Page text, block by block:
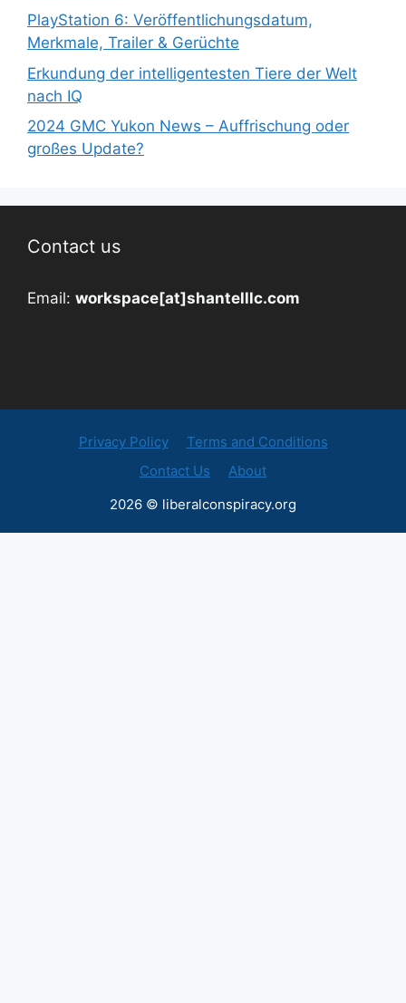
PlayStation 6: Veröffentlichungsdatum,
Merkmale, Trailer & Gerüchte
Erkundung der intelligentesten Tiere der Welt
nach IQ
2024 GMC Yukon News – Auffrischung oder
großes Update?
Contact us
Email: workspace[at]shantelllc.com
Privacy Policy
Terms and Conditions
Contact Us
About
2026 © liberalconspiracy.org